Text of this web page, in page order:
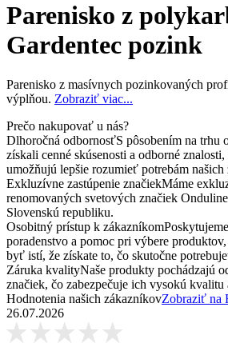
Parenisko z
Gardentec pozink
Parenisko z masívnych pozinkovaných
výplňou. Zobraziť viac...
Prečo nakupovať u nás?
Dlhoročná odbornosťS pôsobením na trhu
získali cenné skúsenosti a odborné
umožňujú lepšie rozumieť potrebám našich
Exkluzívne zastúpenie značiekMáme
renomovaných svetových značiek
Slovenskú republiku.
Osobitný prístup k zákazníkom
poradenstvo a pomoc pri výbere
byť istí, že získate to, čo skutočne
Záruka kvalityNaše produkty pochádzajú
značiek, čo zabezpečuje ich vysokú
Hodnotenia našich zákazníkovZobraziť na
26.07.2026